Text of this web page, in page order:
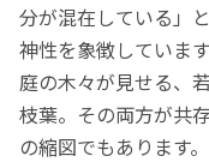
分が混在している」
神性を象徴しています
庭の木々が見せる、
枝葉。その両方が共
の縮図でもあります